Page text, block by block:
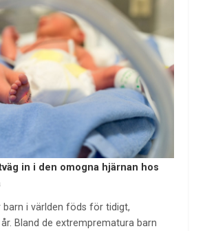
in i den omogna hjärnan hos
barn i världen föds för tidigt,
Bland de extremprematura barn